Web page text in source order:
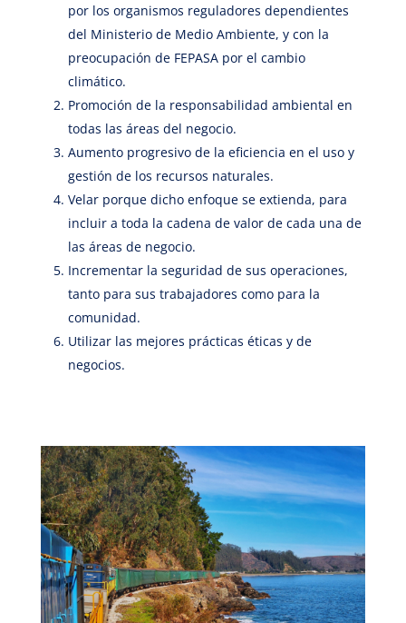
por los organismos reguladores dependientes
del Ministerio de Medio Ambiente, y con la
preocupación de FEPASA por el cambio
climático.
Promoción de la responsabilidad ambiental en
todas las áreas del negocio.
Aumento progresivo de la eficiencia en el uso y
gestión de los recursos naturales.
Velar porque dicho enfoque se extienda, para
incluir a toda la cadena de valor de cada una de
las áreas de negocio.
Incrementar la seguridad de sus operaciones,
tanto para sus trabajadores como para la
comunidad.
Utilizar las mejores prácticas éticas y de
negocios.